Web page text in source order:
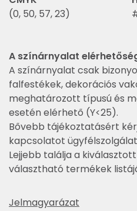
(0, 50, 57, 23)
A színárnyalat
A színárnyalat csak
falfestékek, dekorációs
meghatározott típusú és
esetén elérhető (Y<25).
Bővebb tájékoztatásért
kapcsolatot
Lejjebb találja a
választható termékek
Jelmagyarázat